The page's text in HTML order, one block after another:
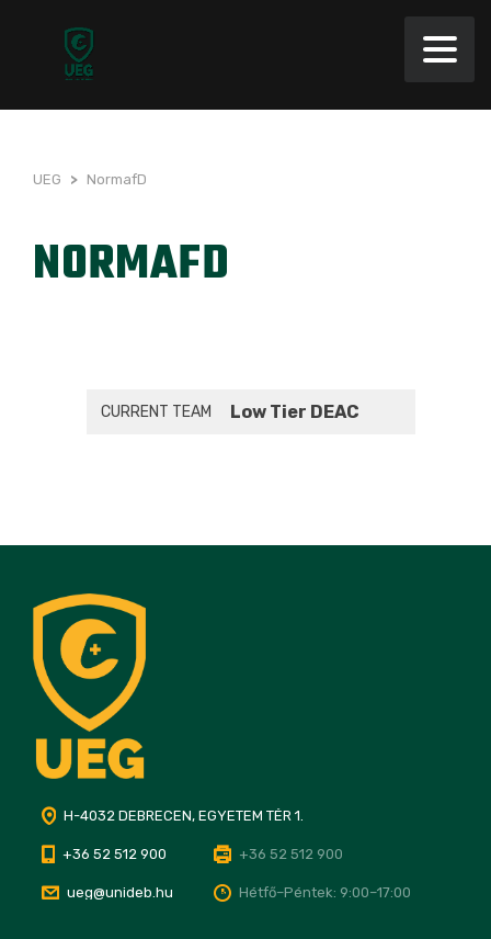
UEG > NormafD
NORMAFD
CURRENT TEAM Low Tier DEAC
H-4032 DEBRECEN, EGYETEM TÉR 1.
+36 52 512 900 +36 52 512 900
ueg@unideb.hu Hétfő–Péntek: 9:00–17:00